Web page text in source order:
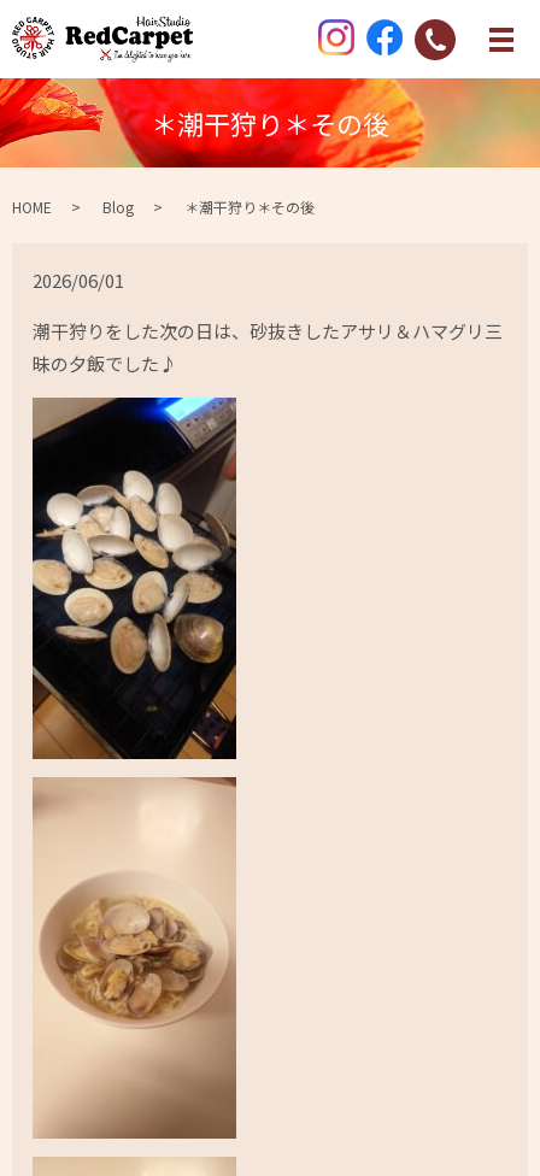
＊潮干狩り＊その後
HOME Blog ＊潮干狩り＊その後
2026/06/01
潮干狩りをした次の日は、砂抜きしたアサリ＆ハマグリ三
昧の夕飯でした♪